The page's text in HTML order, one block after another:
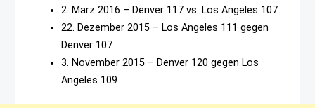
2. März 2016 – Denver 117 vs. Los Angeles 107
22. Dezember 2015 – Los Angeles 111 gegen
Denver 107
3. November 2015 – Denver 120 gegen Los
Angeles 109